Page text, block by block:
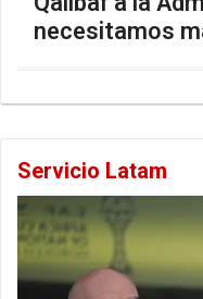
necesitamos
Servicio Latam